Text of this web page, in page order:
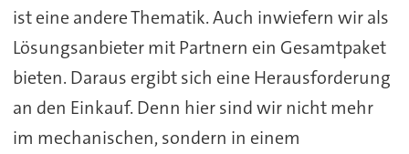
ist eine andere Thematik. Auch inwiefern wir als
Lösungsanbieter mit Partnern ein Gesamtpaket
bieten. Daraus ergibt sich eine Herausforderung
an den Einkauf. Denn hier sind wir nicht mehr
im mechanischen, sondern in einem